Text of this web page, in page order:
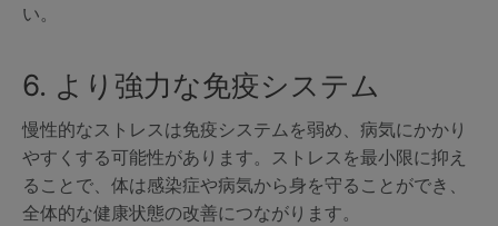
い。
6. より強力な免疫システム
慢性的なストレスは免疫システムを弱め、病気にかかり
やすくする可能性があります。ストレスを最小限に抑え
ることで、体は感染症や病気から身を守ることができ、
全体的な健康状態の改善につながります。